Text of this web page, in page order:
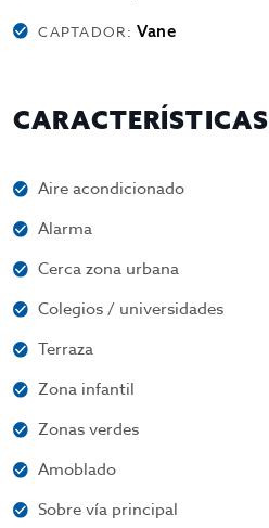
CAPTADOR:Vane
CARACTERÍSTICAS
Aire acondicionado
Alarma
Cerca zona urbana
Colegios / universidades
Terraza
Zona infantil
Zonas verdes
Amoblado
Sobre vía principal